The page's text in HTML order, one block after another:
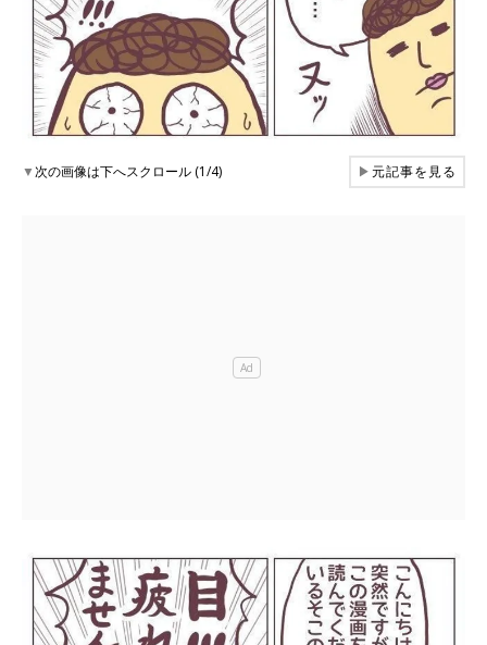
▼次の画像は下へスクロール (1/4) ▶元記事を見る